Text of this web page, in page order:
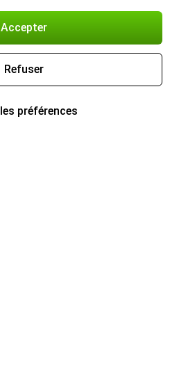
Accepter
Refuser
préférences